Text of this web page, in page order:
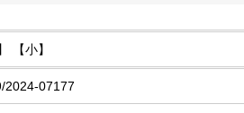
【小】
2024-07177